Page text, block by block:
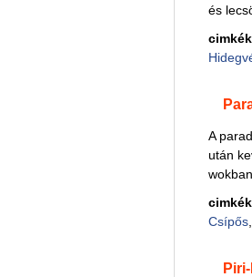
és
cimkék
A
után
cimkék
Csípős,